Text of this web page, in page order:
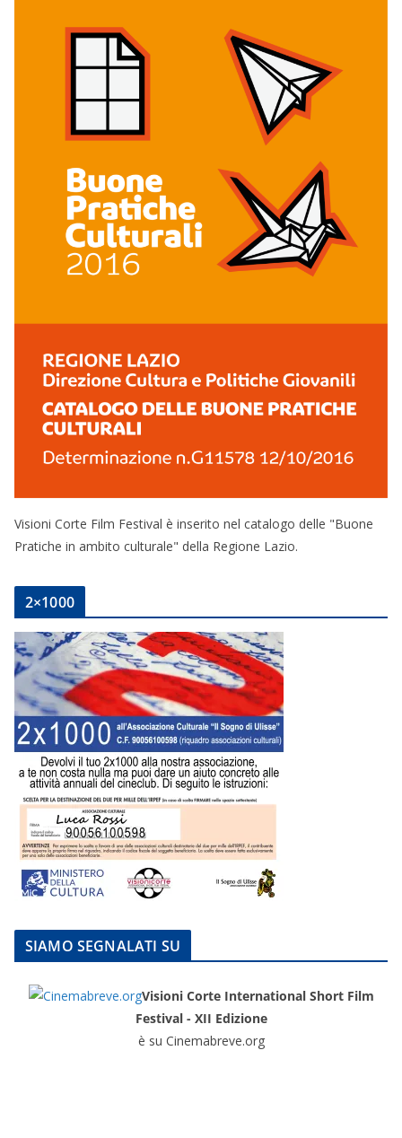
Visioni Corte Film Festival è inserito nel catalogo delle "Buone
Pratiche in ambito culturale" della Regione Lazio.
2×1000
SIAMO SEGNALATI SU
Visioni Corte International Short Film
Festival - XII Edizione
è su Cinemabreve.org